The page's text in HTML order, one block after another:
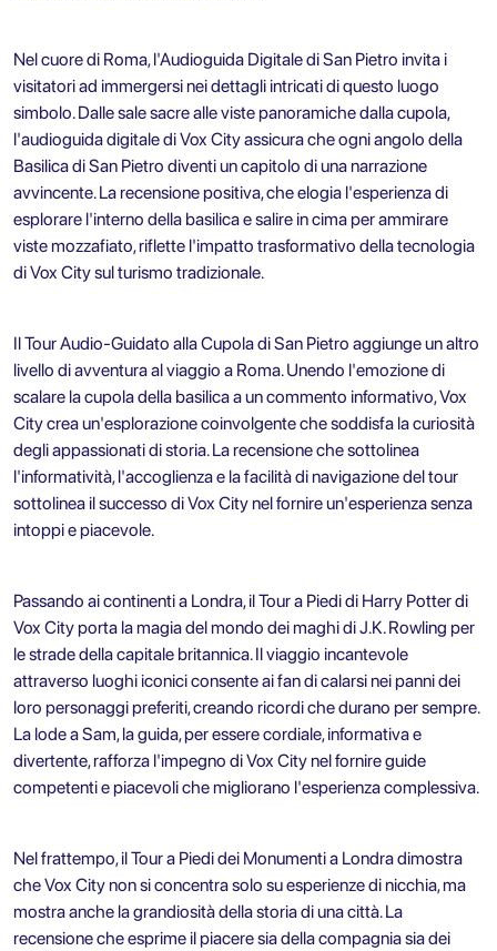
Nel cuore di Roma, l'Audioguida Digitale di San Pietro invita i
visitatori ad immergersi nei dettagli intricati di questo luogo
simbolo. Dalle sale sacre alle viste panoramiche dalla cupola,
l'audioguida digitale di Vox City assicura che ogni angolo della
Basilica di San Pietro diventi un capitolo di una narrazione
avvincente. La recensione positiva, che elogia l'esperienza di
esplorare l'interno della basilica e salire in cima per ammirare
viste mozzafiato, riflette l'impatto trasformativo della tecnologia
di Vox City sul turismo tradizionale.
Il Tour Audio-Guidato alla Cupola di San Pietro aggiunge un altro
livello di avventura al viaggio a Roma. Unendo l'emozione di
scalare la cupola della basilica a un commento informativo, Vox
City crea un'esplorazione coinvolgente che soddisfa la curiosità
degli appassionati di storia. La recensione che sottolinea
l'informatività, l'accoglienza e la facilità di navigazione del tour
sottolinea il successo di Vox City nel fornire un'esperienza senza
intoppi e piacevole.
Passando ai continenti a Londra, il Tour a Piedi di Harry Potter di
Vox City porta la magia del mondo dei maghi di J.K. Rowling per
le strade della capitale britannica. Il viaggio incantevole
attraverso luoghi iconici consente ai fan di calarsi nei panni dei
loro personaggi preferiti, creando ricordi che durano per sempre.
La lode a Sam, la guida, per essere cordiale, informativa e
divertente, rafforza l'impegno di Vox City nel fornire guide
competenti e piacevoli che migliorano l'esperienza complessiva.
Nel frattempo, il Tour a Piedi dei Monumenti a Londra dimostra
che Vox City non si concentra solo su esperienze di nicchia, ma
mostra anche la grandiosità della storia di una città. La
recensione che esprime il piacere sia della compagnia sia dei